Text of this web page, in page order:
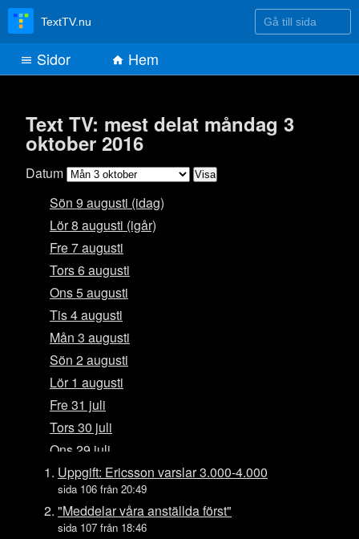
Text TV: mest delat måndag 3
oktober 2016
Datum
Sön 9 augusti (idag)
Lör 8 augusti (igår)
Fre 7 augusti
Tors 6 augusti
Ons 5 augusti
Tis 4 augusti
Mån 3 augusti
Sön 2 augusti
Lör 1 augusti
Fre 31 juli
Tors 30 juli
Ons 29 juli
Tis 28 juli
Mån 27 juli
Sön 26 juli
Uppgift: Ericsson varslar 3.000-4.000
sida 106 från 20:49
"Meddelar våra anställda först"
sida 107 från 18:46
TextTV.nu Gå till sida
Sidor Hem